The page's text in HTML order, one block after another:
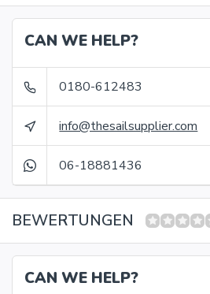
CAN WE HELP?
0180-612483
info@thesailsupplier.com
06-18881436
BEWERTUNGEN
CAN WE HELP?